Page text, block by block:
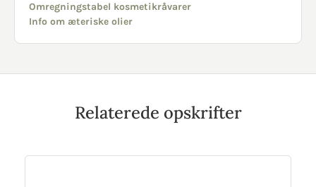
Omregningstabel kosmetikråvarer
Info om æteriske olier
Relaterede opskrifter